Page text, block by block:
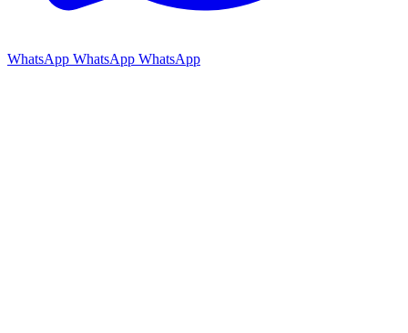
WhatsApp WhatsApp WhatsApp